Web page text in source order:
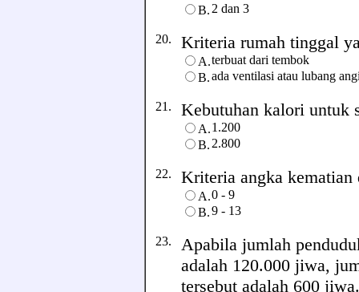
B. 2 dan 3
20. Kriteria rumah tinggal
A.terbuat dari tembok
B.ada ventilasi atau lubang
21. Kebutuhan kalori untuk
A.1.200
B. 2.800
22. Kriteria angka
A.0 - 9
B.9 - 13
23. Apabila jumlah
adalah 120.000 jiwa,
tersebut adalah 600